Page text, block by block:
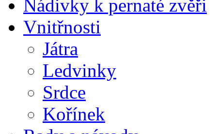
Nádivky k pernaté zvěři
Vnitřnosti
Játra
Ledvinky
Srdce
Kořínek